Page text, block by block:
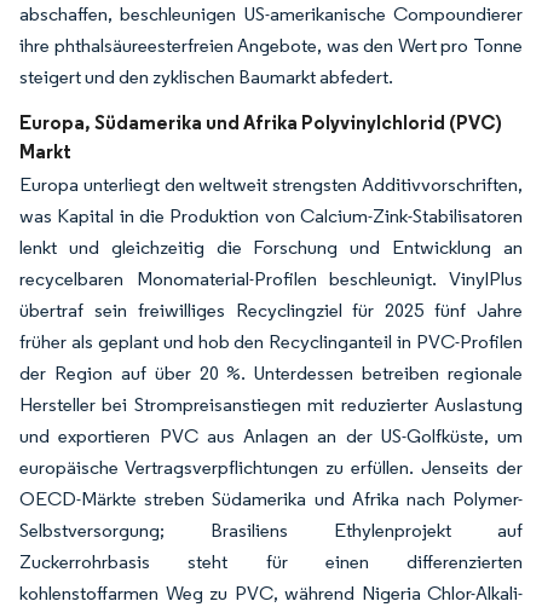
abschaffen, beschleunigen US-amerikanische Compoundierer
ihre phthalsäureesterfreien Angebote, was den Wert pro Tonne
steigert und den zyklischen Baumarkt abfedert.
Europa, Südamerika und Afrika Polyvinylchlorid (PVC)
Markt
Europa unterliegt den weltweit strengsten Additivvorschriften,
was Kapital in die Produktion von Calcium-Zink-Stabilisatoren
lenkt und gleichzeitig die Forschung und Entwicklung an
recycelbaren Monomaterial-Profilen beschleunigt. VinylPlus
übertraf sein freiwilliges Recyclingziel für 2025 fünf Jahre
früher als geplant und hob den Recyclinganteil in PVC-Profilen
der Region auf über 20 %. Unterdessen betreiben regionale
Hersteller bei Strompreisanstiegen mit reduzierter Auslastung
und exportieren PVC aus Anlagen an der US-Golfküste, um
europäische Vertragsverpflichtungen zu erfüllen. Jenseits der
OECD-Märkte streben Südamerika und Afrika nach Polymer-
Selbstversorgung; Brasiliens Ethylenprojekt auf
Zuckerrohrbasis steht für einen differenzierten
kohlenstoffarmen Weg zu PVC, während Nigeria Chlor-Alkali-